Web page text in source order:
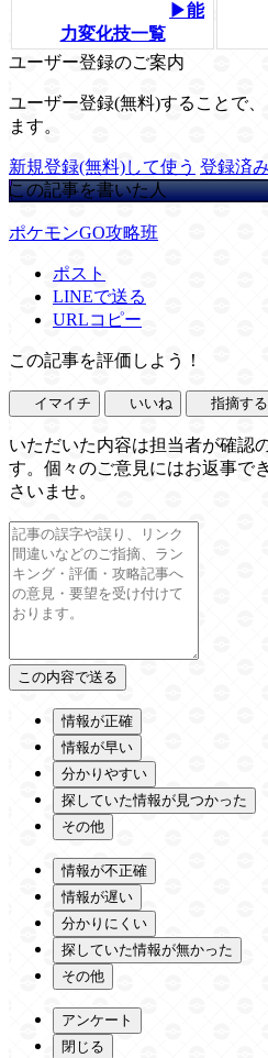
▶能
力変化技一覧
ユーザー登録のご案内
ユーザー登録(無料)することで
ます。
新規登録(無料)して使う 登録済
この記事を書いた人
ポケモンGO攻略班
ポスト
LINEで送る
URLコピー
この記事を評価しよう！
イマイチ いいね 指摘する
いただいた内容は担当者が確認
す。個々のご意見にはお返事で
さいませ。
情報が正確
情報が早い
分かりやすい
探していた情報が見つかった
その他
情報が不正確
情報が遅い
分かりにくい
探していた情報が無かった
その他
アンケート
閉じる